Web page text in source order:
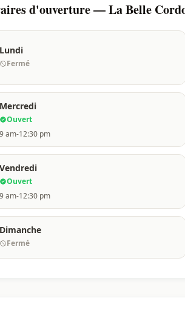
d'ouverture — La Belle
Lundi
Fermé
Mercredi
Ouvert
9 am-12:30 pm
Vendredi
Ouvert
9 am-12:30 pm
Dimanche
Fermé